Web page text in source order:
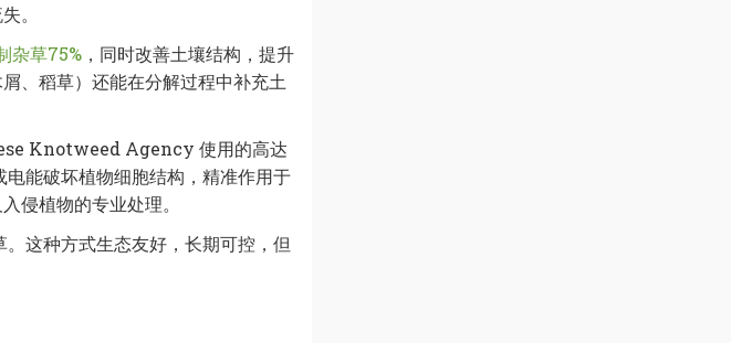
。
杂草75% ，同时改善土壤结构，提升
、稻草）还能在分解过程中补充土
Knotweed Agency 使用的高达
能破坏植物细胞结构，精准作用于
侵植物的专业处理。
这种方式生态友好，长期可控，但